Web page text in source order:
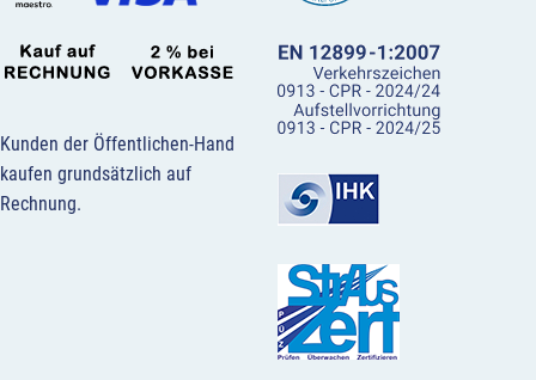
Kunden der Öffentlichen-Hand
kaufen grundsätzlich auf
Rechnung.